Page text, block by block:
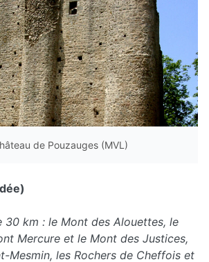
de Pouzauges (MVL)
30 km : le Mont des Alouettes, le
Mercure et le Mont des Justices,
Mesmin, les Rochers de Cheffois et